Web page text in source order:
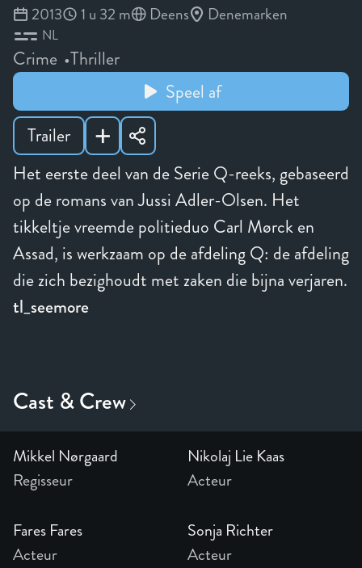
Het eerste deel van de Serie Q-reeks, gebaseerd
op de romans van Jussi Adler-Olsen. Het
tikkeltje vreemde politieduo Carl Mørck en
Assad, is werkzaam op de afdeling Q: de afdeling
die zich bezighoudt met zaken die bijna verjaren.
tl_seemore
2013 1 u 32 m Deens Denemarken
NL
Crime Thriller
Speel af
Trailer
Mikkel Nørgaard
Regisseur
Nikolaj Lie Kaas
Acteur
Fares Fares
Acteur
Sonja Richter
Acteur